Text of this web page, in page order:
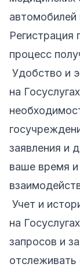
автомобилей
Регистрация
процесс
Удобство и
на
заявления и
ваше время
Учет и
на
запросов и